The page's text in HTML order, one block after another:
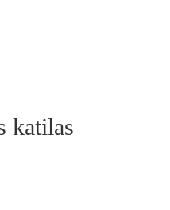
katilas